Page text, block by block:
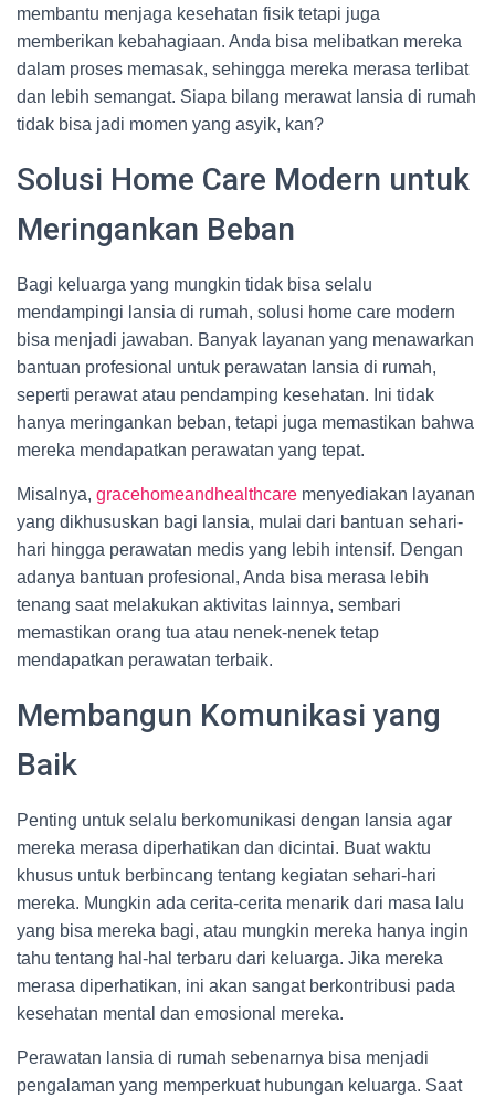
membantu menjaga kesehatan fisik tetapi juga
memberikan kebahagiaan. Anda bisa melibatkan mereka
dalam proses memasak, sehingga mereka merasa terlibat
dan lebih semangat. Siapa bilang merawat lansia di rumah
tidak bisa jadi momen yang asyik, kan?
Solusi Home Care Modern untuk
Meringankan Beban
Bagi keluarga yang mungkin tidak bisa selalu
mendampingi lansia di rumah, solusi home care modern
bisa menjadi jawaban. Banyak layanan yang menawarkan
bantuan profesional untuk perawatan lansia di rumah,
seperti perawat atau pendamping kesehatan. Ini tidak
hanya meringankan beban, tetapi juga memastikan bahwa
mereka mendapatkan perawatan yang tepat.
Misalnya, gracehomeandhealthcare menyediakan layanan
yang dikhususkan bagi lansia, mulai dari bantuan sehari-
hari hingga perawatan medis yang lebih intensif. Dengan
adanya bantuan profesional, Anda bisa merasa lebih
tenang saat melakukan aktivitas lainnya, sembari
memastikan orang tua atau nenek-nenek tetap
mendapatkan perawatan terbaik.
Membangun Komunikasi yang
Baik
Penting untuk selalu berkomunikasi dengan lansia agar
mereka merasa diperhatikan dan dicintai. Buat waktu
khusus untuk berbincang tentang kegiatan sehari-hari
mereka. Mungkin ada cerita-cerita menarik dari masa lalu
yang bisa mereka bagi, atau mungkin mereka hanya ingin
tahu tentang hal-hal terbaru dari keluarga. Jika mereka
merasa diperhatikan, ini akan sangat berkontribusi pada
kesehatan mental dan emosional mereka.
Perawatan lansia di rumah sebenarnya bisa menjadi
pengalaman yang memperkuat hubungan keluarga. Saat